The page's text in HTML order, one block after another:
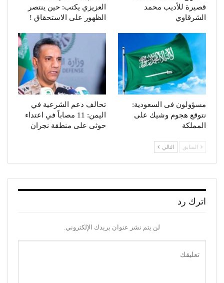
قصيرة للأديب محمد
الشرقاوي
العزيزي يكتب: حين ينتصر
الظهور على الاستحقاق !
مسؤولون فى السعودية:
نتوقع هجوم وشيك على
المملكة
تحالف دعم الشرعية في
اليمن: 11 مصاباً في اعتداء
حوثى على منطقة نجران
السابق التالي
اترك رد
لن يتم نشر عنوان بريدك الإلكتروني.